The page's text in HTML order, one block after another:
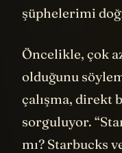
şüphelerimi
Öncelikle, çok
olduğunu
çalışma, direkt
sorguluyor. “
mı? Starbucks